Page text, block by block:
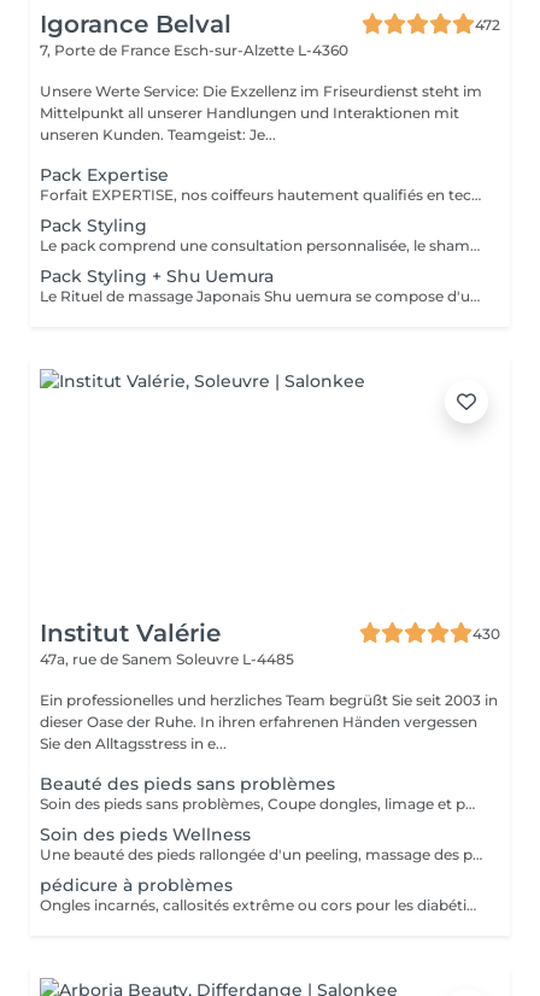
Igorance Belval
472
7, Porte de France Esch-sur-Alzette L-4360
Unsere Werte Service: Die Exzellenz im Friseurdienst steht im
Mittelpunkt all unserer Handlungen und Interaktionen mit
unseren Kunden. Teamgeist: Je...
Pack Expertise
Forfait EXPERTISE, nos coiffeurs hautement qualifiés en technique anglo-saxonne, en formation continu et diplômés d’une académie anglaise à Paris. Vous offre une séance d’une heure avec votre coach en suivi beauté. Ce pack inclus : 1 h de prestation Un diagnostique personnalisé Shampoing spécifique Haircare Conditioner spécifique Produit de coiffage Coupe Styling Produit de finition
Pack Styling
Le pack comprend une consultation personnalisée, le shampooing et le conditionneur spécifiques REDKEN/ SHU UEMURA , le séchage et les produits de styling REDKEN/ SHU UEMURA * Tarifs à titre indicatifs à confirmer après la consultation personnalisée établit auprès de votre coiffeur/stylist/spécialiste * La direction se réserve le droit d’apporter des modifications pour le bon fonctionnement du salon
Pack Styling + Shu Uemura
Le Rituel de massage Japonais Shu uemura se compose d'un shampooing et d'un soin d'une durée de 30 minutes pour une relaxation une une réparation intense du cheveu et ensuite le pack styling
Institut Valérie
430
47a, rue de Sanem Soleuvre L-4485
Ein professionelles und herzliches Team begrüßt Sie seit 2003 in
dieser Oase der Ruhe. In ihren erfahrenen Händen vergessen
Sie den Alltagsstress in e...
Beauté des pieds sans problèmes
Soin des pieds sans problèmes, Coupe dongles, limage et polissage des ongles, cuticules, peaux cornés
Soin des pieds Wellness
Une beauté des pieds rallongée d'un peeling, massage des pieds et masque très nourrissant Recommandé à toutes les personnes pour une sensation de légèreté des pieds
pédicure à problèmes
Ongles incarnés, callosités extrême ou cors pour les diabétiques nous conseillons d'aller chez un(e) podologue!